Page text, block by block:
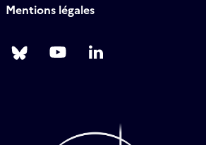
Mentions légales
Follow